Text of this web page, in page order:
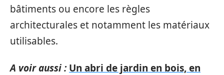
bâtiments ou encore les règles
architecturales et notamment les matériaux
utilisables.
A voir aussi : Un abri de jardin en bois, en